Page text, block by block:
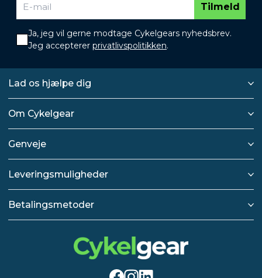
Tilmeld
Ja, jeg vil gerne modtage Cykelgears nyhedsbrev.
Jeg accepterer privatlivspolitikken.
Lad os hjælpe dig
Om Cykelgear
Genveje
Leveringsmuligheder
Betalingsmetoder